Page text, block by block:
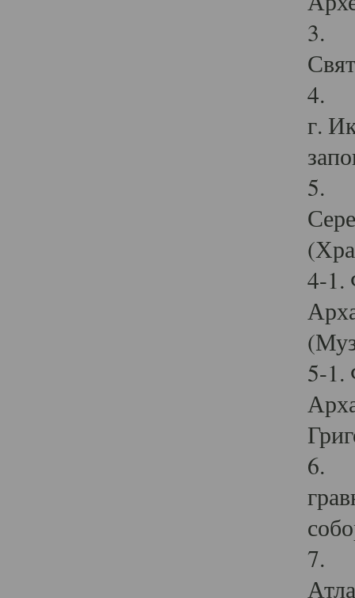
3.
4.
г.
5.
4-1.
5-1.
6.
7.